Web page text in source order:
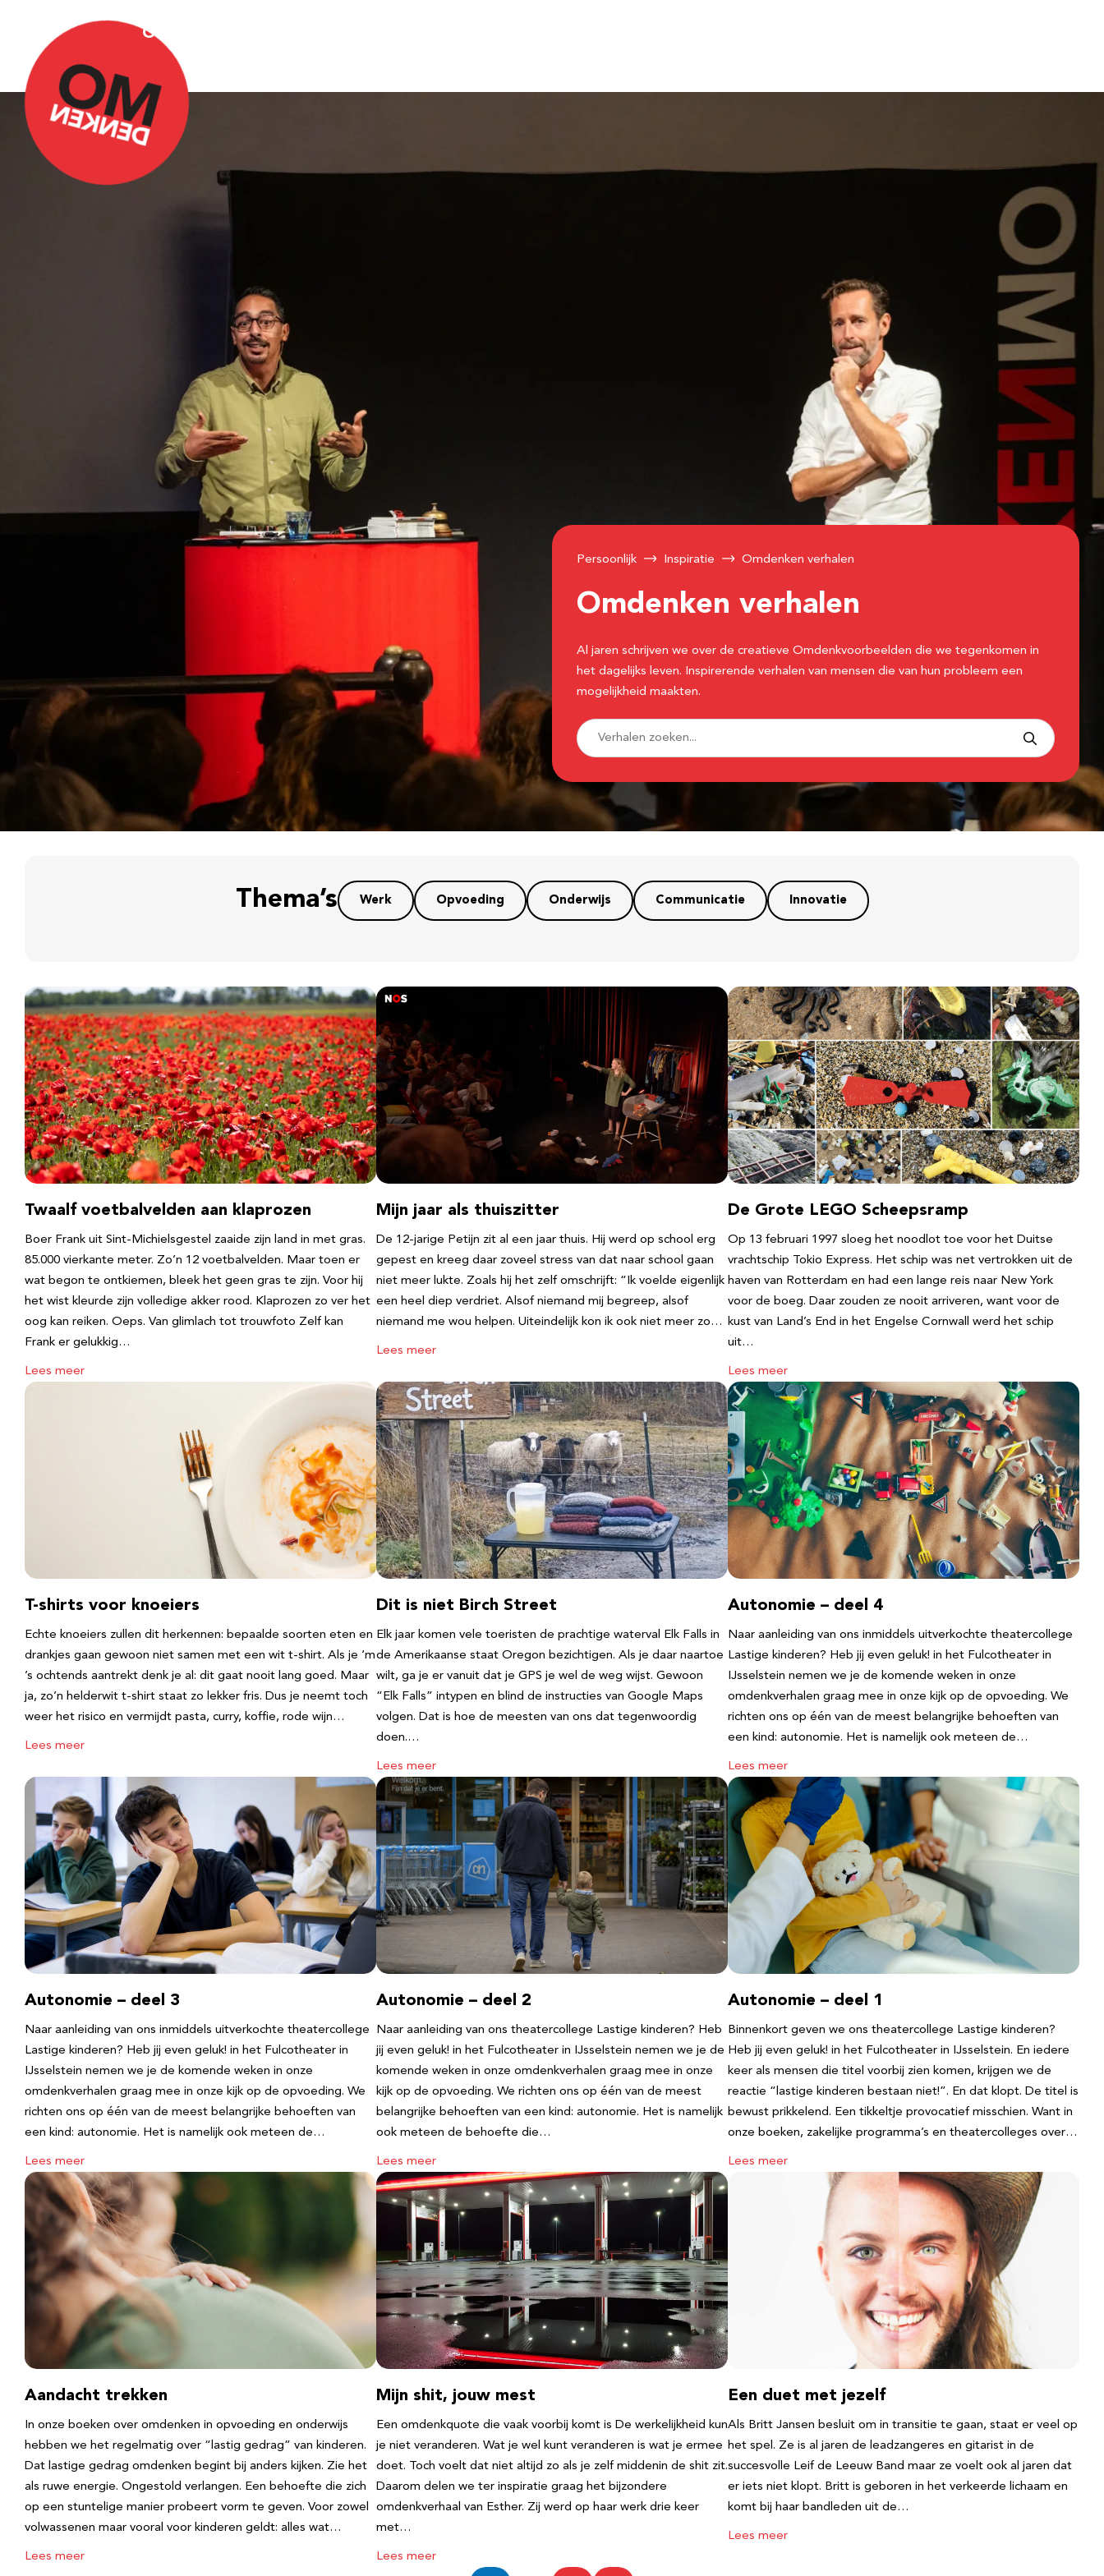
Over Omdenken
Persoonlijk Inspiratie Omdenken verhalen
Omdenken verhalen
Al jaren schrijven we over de creatieve Omdenkvoorbeelden die we tegenkomen in
het dagelijks leven. Inspirerende verhalen van mensen die van hun probleem een
mogelijkheid maakten.
Thema’s Werk Opvoeding Onderwijs Communicatie Innovatie
Twaalf voetbalvelden aan klaprozen
Boer Frank uit Sint-Michielsgestel zaaide zijn land in met gras.
85.000 vierkante meter. Zo’n 12 voetbalvelden. Maar toen er
wat begon te ontkiemen, bleek het geen gras te zijn. Voor hij
het wist kleurde zijn volledige akker rood. Klaprozen zo ver het
oog kan reiken. Oeps. Van glimlach tot trouwfoto Zelf kan
Frank er gelukkig…
Lees meer
Mijn jaar als thuiszitter
De 12-jarige Petijn zit al een jaar thuis. Hij werd op school erg
gepest en kreeg daar zoveel stress van dat naar school gaan
niet meer lukte. Zoals hij het zelf omschrijft: “Ik voelde eigenlijk
een heel diep verdriet. Alsof niemand mij begreep, alsof
niemand me wou helpen. Uiteindelijk kon ik ook niet meer zo…
Lees meer
De Grote LEGO Scheepsramp
Op 13 februari 1997 sloeg het noodlot toe voor het Duitse
vrachtschip Tokio Express. Het schip was net vertrokken uit de
haven van Rotterdam en had een lange reis naar New York
voor de boeg. Daar zouden ze nooit arriveren, want voor de
kust van Land’s End in het Engelse Cornwall werd het schip
uit…
Lees meer
T-shirts voor knoeiers
Echte knoeiers zullen dit herkennen: bepaalde soorten eten en
drankjes gaan gewoon niet samen met een wit t-shirt. Als je ‘m
’s ochtends aantrekt denk je al: dit gaat nooit lang goed. Maar
ja, zo’n helderwit t-shirt staat zo lekker fris. Dus je neemt toch
weer het risico en vermijdt pasta, curry, koffie, rode wijn…
Lees meer
Dit is niet Birch Street
Elk jaar komen vele toeristen de prachtige waterval Elk Falls in
de Amerikaanse staat Oregon bezichtigen. Als je daar naartoe
wilt, ga je er vanuit dat je GPS je wel de weg wijst. Gewoon
“Elk Falls” intypen en blind de instructies van Google Maps
volgen. Dat is hoe de meesten van ons dat tegenwoordig
doen.…
Lees meer
Autonomie – deel 4
Naar aanleiding van ons inmiddels uitverkochte theatercollege
Lastige kinderen? Heb jij even geluk! in het Fulcotheater in
IJsselstein nemen we je de komende weken in onze
omdenkverhalen graag mee in onze kijk op de opvoeding. We
richten ons op één van de meest belangrijke behoeften van
een kind: autonomie. Het is namelijk ook meteen de…
Lees meer
Autonomie – deel 3
Naar aanleiding van ons inmiddels uitverkochte theatercollege
Lastige kinderen? Heb jij even geluk! in het Fulcotheater in
IJsselstein nemen we je de komende weken in onze
omdenkverhalen graag mee in onze kijk op de opvoeding. We
richten ons op één van de meest belangrijke behoeften van
een kind: autonomie. Het is namelijk ook meteen de…
Lees meer
Autonomie – deel 2
Naar aanleiding van ons theatercollege Lastige kinderen? Heb
jij even geluk! in het Fulcotheater in IJsselstein nemen we je de
komende weken in onze omdenkverhalen graag mee in onze
kijk op de opvoeding. We richten ons op één van de meest
belangrijke behoeften van een kind: autonomie. Het is namelijk
ook meteen de behoefte die…
Lees meer
Autonomie – deel 1
Binnenkort geven we ons theatercollege Lastige kinderen?
Heb jij even geluk! in het Fulcotheater in IJsselstein. En iedere
keer als mensen die titel voorbij zien komen, krijgen we de
reactie “lastige kinderen bestaan niet!”. En dat klopt. De titel is
bewust prikkelend. Een tikkeltje provocatief misschien. Want in
onze boeken, zakelijke programma’s en theatercolleges over…
Lees meer
Aandacht trekken
In onze boeken over omdenken in opvoeding en onderwijs
hebben we het regelmatig over “lastig gedrag” van kinderen.
Dat lastige gedrag omdenken begint bij anders kijken. Zie het
als ruwe energie. Ongestold verlangen. Een behoefte die zich
op een stuntelige manier probeert vorm te geven. Voor zowel
volwassenen maar vooral voor kinderen geldt: alles wat…
Lees meer
Mijn shit, jouw mest
Een omdenkquote die vaak voorbij komt is De werkelijkheid kun
je niet veranderen. Wat je wel kunt veranderen is wat je ermee
doet. Toch voelt dat niet altijd zo als je zelf middenin de shit zit.
Daarom delen we ter inspiratie graag het bijzondere
omdenkverhaal van Esther. Zij werd op haar werk drie keer
met…
Lees meer
Een duet met jezelf
Als Britt Jansen besluit om in transitie te gaan, staat er veel op
het spel. Ze is al jaren de leadzangeres en gitarist in de
succesvolle Leif de Leeuw Band maar ze voelt ook al jaren dat
er iets niet klopt. Britt is geboren in het verkeerde lichaam en
komt bij haar bandleden uit de…
Lees meer